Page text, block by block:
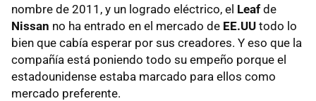
nombre de 2011, y un logrado eléctrico, el Leaf de
Nissan no ha entrado en el mercado de EE.UU todo lo
bien que cabía esperar por sus creadores. Y eso que la
compañía está poniendo todo su empeño porque el
estadounidense estaba marcado para ellos como
mercado preferente.